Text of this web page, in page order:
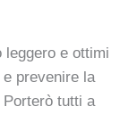
leggero e ottimi
prevenire la
tutti a